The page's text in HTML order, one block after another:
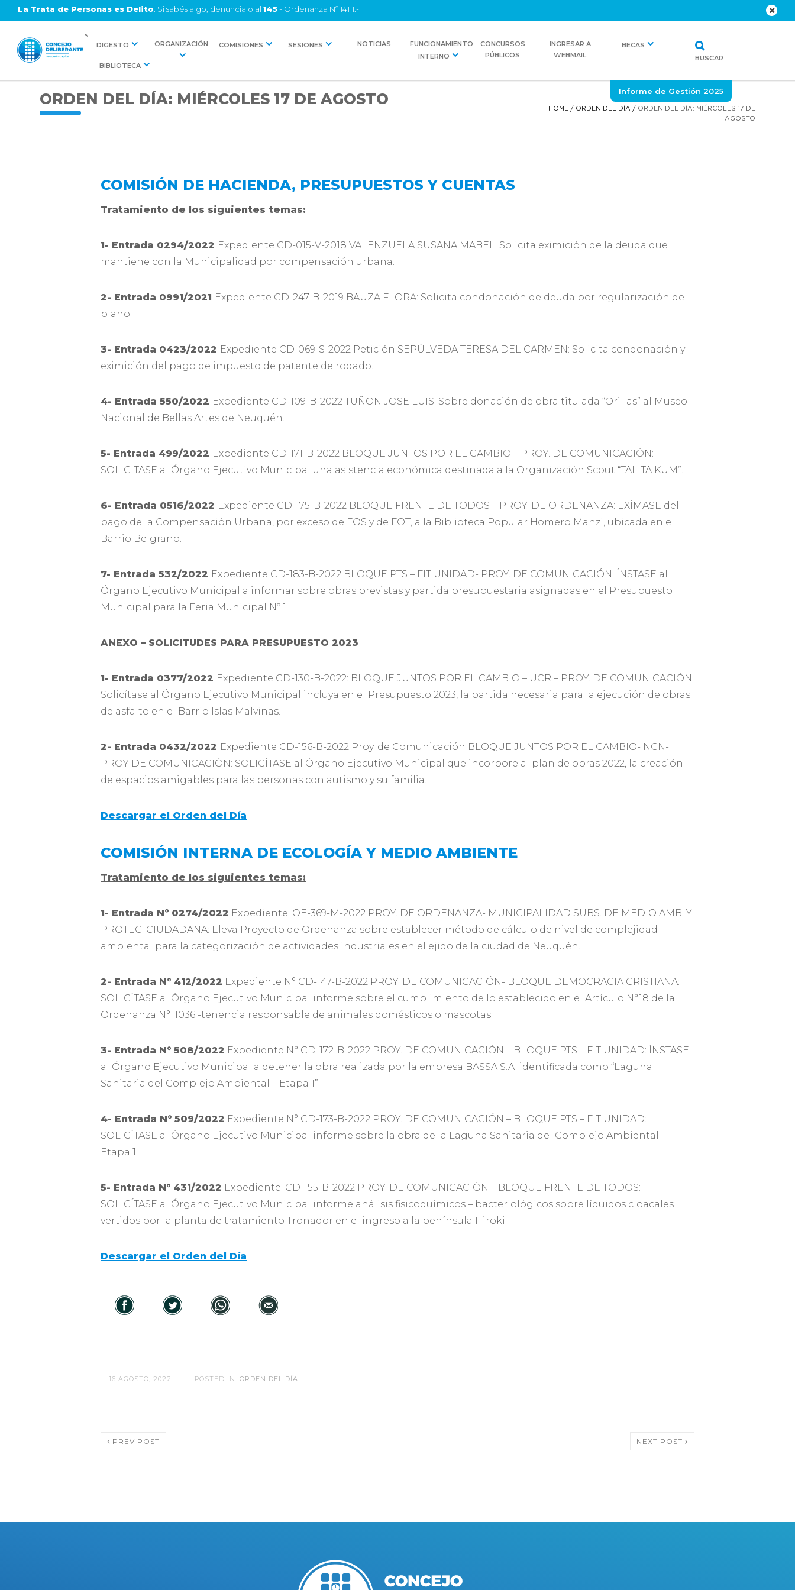
La Trata de Personas es Delito . Si sabés algo, denuncialo al 145- Ordenanza Nº 14111.-
<
DIGESTO ORGANIZACIÓN COMISIONES SESIONES NOTICIAS
FUNCIONAMIENTO
INTERNO
CONCURSOS
PÚBLICOS
INGRESAR A
WEBMAIL
BECAS
BIBLIOTECA
BUSCAR
Informe de Gestión 2025
ORDEN DEL DÍA: MIÉRCOLES 17 DE AGOSTO
HOME/ ORDEN DEL DÍA / ORDEN DEL DÍA: MIÉRCOLES 17 DE
AGOSTO
COMISIÓN DE HACIENDA, PRESUPUESTOS Y CUENTAS
Tratamiento de los siguientes temas:
1- Entrada 0294/2022 Expediente CD-015-V-2018 VALENZUELA SUSANA MABEL: Solicita eximición de la deuda que
mantiene con la Municipalidad por compensación urbana.
2- Entrada 0991/2021 Expediente CD-247-B-2019 BAUZA FLORA: Solicita condonación de deuda por regularización de
plano.
3- Entrada 0423/2022 Expediente CD-069-S-2022 Petición SEPÚLVEDA TERESA DEL CARMEN: Solicita condonación y
eximición del pago de impuesto de patente de rodado.
4- Entrada 550/2022 Expediente CD-109-B-2022 TUÑON JOSE LUIS: Sobre donación de obra titulada “Orillas” al Museo
Nacional de Bellas Artes de Neuquén.
5- Entrada 499/2022 Expediente CD-171-B-2022 BLOQUE JUNTOS POR EL CAMBIO – PROY. DE COMUNICACIÓN:
SOLICITASE al Órgano Ejecutivo Municipal una asistencia económica destinada a la Organización Scout “TALITA KUM”.
6- Entrada 0516/2022 Expediente CD-175-B-2022 BLOQUE FRENTE DE TODOS – PROY. DE ORDENANZA: EXÍMASE del
pago de la Compensación Urbana, por exceso de FOS y de FOT, a la Biblioteca Popular Homero Manzi, ubicada en el
Barrio Belgrano.
7- Entrada 532/2022 Expediente CD-183-B-2022 BLOQUE PTS – FIT UNIDAD- PROY. DE COMUNICACIÓN: ÍNSTASE al
Órgano Ejecutivo Municipal a informar sobre obras previstas y partida presupuestaria asignadas en el Presupuesto
Municipal para la Feria Municipal Nº 1.
ANEXO – SOLICITUDES PARA PRESUPUESTO 2023
1- Entrada 0377/2022 Expediente CD-130-B-2022: BLOQUE JUNTOS POR EL CAMBIO – UCR – PROY. DE COMUNICACIÓN:
Solicítase al Órgano Ejecutivo Municipal incluya en el Presupuesto 2023, la partida necesaria para la ejecución de obras
de asfalto en el Barrio Islas Malvinas.
2- Entrada 0432/2022 Expediente CD-156-B-2022 Proy. de Comunicación BLOQUE JUNTOS POR EL CAMBIO- NCN-
PROY DE COMUNICACIÓN: SOLICÍTASE al Órgano Ejecutivo Municipal que incorpore al plan de obras 2022, la creación
de espacios amigables para las personas con autismo y su familia.
Descargar el Orden del Día
COMISIÓN INTERNA DE ECOLOGÍA Y MEDIO AMBIENTE
Tratamiento de los siguientes temas:
1- Entrada Nº 0274/2022 Expediente: OE-369-M-2022 PROY. DE ORDENANZA- MUNICIPALIDAD SUBS. DE MEDIO AMB. Y
PROTEC. CIUDADANA: Eleva Proyecto de Ordenanza sobre establecer método de cálculo de nivel de complejidad
ambiental para la categorización de actividades industriales en el ejido de la ciudad de Neuquén.
2- Entrada N° 412/2022 Expediente N° CD-147-B-2022 PROY. DE COMUNICACIÓN- BLOQUE DEMOCRACIA CRISTIANA:
SOLICÍTASE al Órgano Ejecutivo Municipal informe sobre el cumplimiento de lo establecido en el Artículo N°18 de la
Ordenanza N°11036 -tenencia responsable de animales domésticos o mascotas.
3- Entrada N° 508/2022 Expediente N° CD-172-B-2022 PROY. DE COMUNICACIÓN – BLOQUE PTS – FIT UNIDAD: ÍNSTASE
al Órgano Ejecutivo Municipal a detener la obra realizada por la empresa BASSA S.A. identificada como “Laguna
Sanitaria del Complejo Ambiental – Etapa 1”.
4- Entrada N° 509/2022 Expediente N° CD-173-B-2022 PROY. DE COMUNICACIÓN – BLOQUE PTS – FIT UNIDAD:
SOLICÍTASE al Órgano Ejecutivo Municipal informe sobre la obra de la Laguna Sanitaria del Complejo Ambiental –
Etapa 1.
5- Entrada N° 431/2022 Expediente: CD-155-B-2022 PROY. DE COMUNICACIÓN – BLOQUE FRENTE DE TODOS:
SOLICÍTASE al Órgano Ejecutivo Municipal informe análisis fisicoquímicos – bacteriológicos sobre líquidos cloacales
vertidos por la planta de tratamiento Tronador en el ingreso a la península Hiroki.
Descargar el Orden del Día
16 AGOSTO, 2022 POSTED IN:ORDEN DEL DÍA
PREV POST NEXT POST